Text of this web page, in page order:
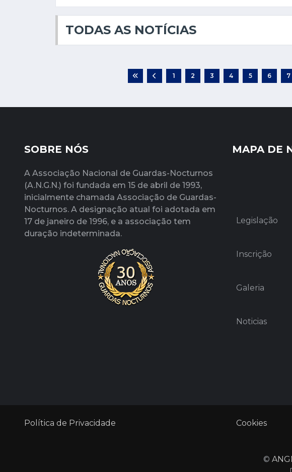
TODAS AS NOTÍCIAS
1 2 3 4 5 6 7
SOBRE NÓS
A Associação Nacional de Guardas-Nocturnos
(A.N.G.N.) foi fundada em 15 de abril de 1993,
inicialmente chamada Associação de Guardas-
Nocturnos. A designação atual foi adotada em
17 de janeiro de 1996, e a associação tem
duração indeterminada.
MAPA DE
Legislação
Inscrição
Galeria
Noticias
Política de Privacidade Cookies
©